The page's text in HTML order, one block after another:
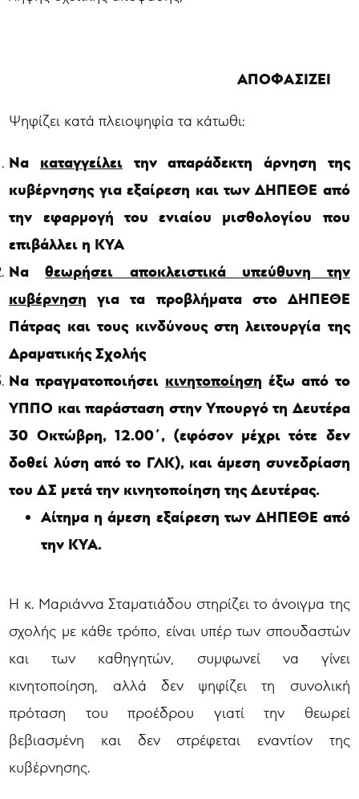
ΑΠΟΦΑΣΙΖΕΙ
Ψηφίζει κατά πλειοψηφία τα κάτωθι:
Να καταγγείλειτην απαράδεκτη άρνηση της
κυβέρνησης για εξαίρεση και των ΔΗΠΕΘΕ από
την εφαρμογή του ενιαίου μισθολογίου που
επιβάλλει η ΚΥΑ
Ναθεωρήσει αποκλειστικά υπεύθυνη την
κυβέρνηση για τα προβλήματα στο ΔΗΠΕΘΕ
Πάτρας και τους κινδύνους στη λειτουργία της
Δραματικής Σχολής
Να πραγματοποιήσει κινητοποίηση έξω από το
ΥΠΠΟ και παράσταση στην Υπουργό τη Δευτέρα
30 Οκτώβρη, 12.00΄, (εφόσον μέχρι τότε δεν
δοθεί λύση από το ΓΛΚ), και άμεση συνεδρίαση
του ΔΣ μετά την κινητοποίηση της Δευτέρας.
Αίτημα η άμεση εξαίρεση των ΔΗΠΕΘΕ από
την ΚΥΑ.
Η κ. Μαριάννα Σταματιάδου στηρίζει το άνοιγμα της
σχολής με κάθε τρόπο, είναι υπέρ των σπουδαστών
και των καθηγητών, συμφωνεί να γίνει
κινητοποίηση, αλλά δεν ψηφίζει τη συνολική
πρόταση του προέδρου γιατί την θεωρεί
βεβιασμένη και δεν στρέφεται εναντίον της
κυβέρνησης.